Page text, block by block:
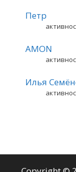
Петр
AMON
Илья